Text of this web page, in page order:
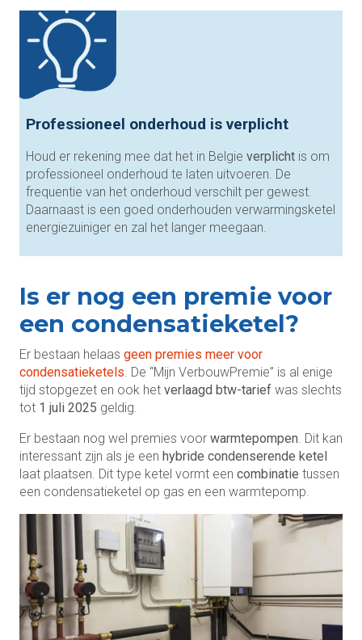
Professioneel onderhoud is verplicht
Houd er rekening mee dat het in Belgie verplicht is om
professioneel onderhoud te laten uitvoeren. De
frequentie van het onderhoud verschilt per gewest.
Daarnaast is een goed onderhouden verwarmingsketel
energiezuiniger en zal het langer meegaan.
Is er nog een premie voor
een condensatieketel?
Er bestaan helaas geen premies meer voor
condensatieketels . De “Mijn VerbouwPremie” is al enige
tijd stopgezet en ook het verlaagd btw-tarief was slechts
tot 1 juli 2025 geldig.
Er bestaan nog wel premies voor warmtepompen . Dit kan
interessant zijn als je een hybride condenserende ketel
laat plaatsen. Dit type ketel vormt een combinatie tussen
een condensatieketel op gas en een warmtepomp.